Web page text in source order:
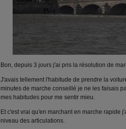
Bon, depuis 3 jours j'ai pris la résolution de
J'avais tellement l'habitude de prendre la
minutes de marche conseillé je ne les faisais
mes habitudes pour me sentir mieu.
Et c'est vrai qu'en marchant en marche rapide
niveau des articulations.